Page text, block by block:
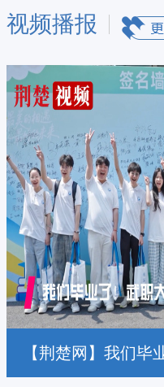
视频播报
【荆楚网】我们毕